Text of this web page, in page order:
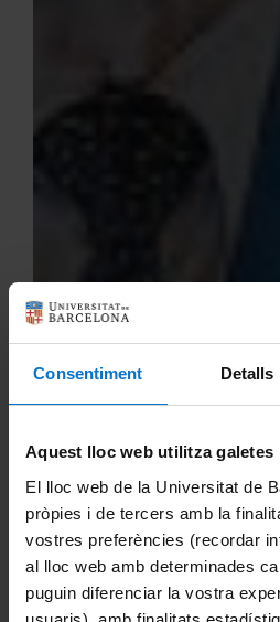
Consentiment Detalls
Aquest lloc web utilitza galetes
El lloc web de la Universitat de
pròpies i de tercers amb la
vostres preferències (recordar
al lloc web amb determinades
puguin diferenciar la vostra